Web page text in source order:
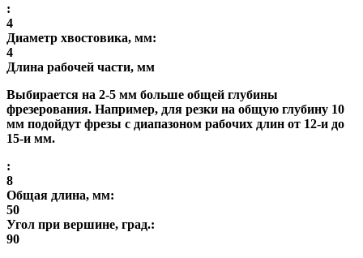
:
4
Диаметр хвостовика, мм:
4
Длина рабочей части, мм
Выбирается на 2-5 мм больше общей глубины
фрезерования. Например, для резки на общую глубину 10
мм подойдут фрезы с диапазоном рабочих длин от 12-и до
15-и мм.
:
8
Общая длина, мм:
50
Угол при вершине, град.:
90